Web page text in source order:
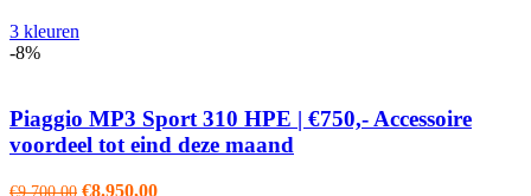
op
de
productpagina
3 kleuren
-8%
Piaggio MP3 Sport 310 HPE | €750,- Accessoire
voordeel tot eind deze maand
€9.700,00 Oorspronkelijke
€8.950,00Huidige